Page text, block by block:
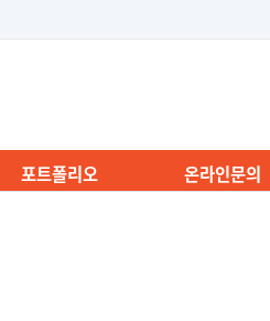
포트폴리오 온라인문의